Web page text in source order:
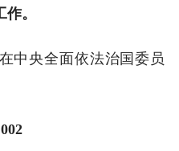
。
中央全面依法治国委员
002